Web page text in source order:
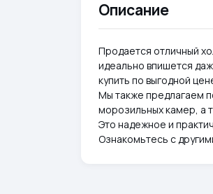
Описание
Продается отличный
идеально впишется
купить по выгодной
Мы также предлагаем
морозильных камер, а
Это надежное и
Ознакомьтесь с